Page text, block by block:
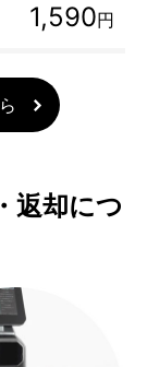
1,590円
返却につ